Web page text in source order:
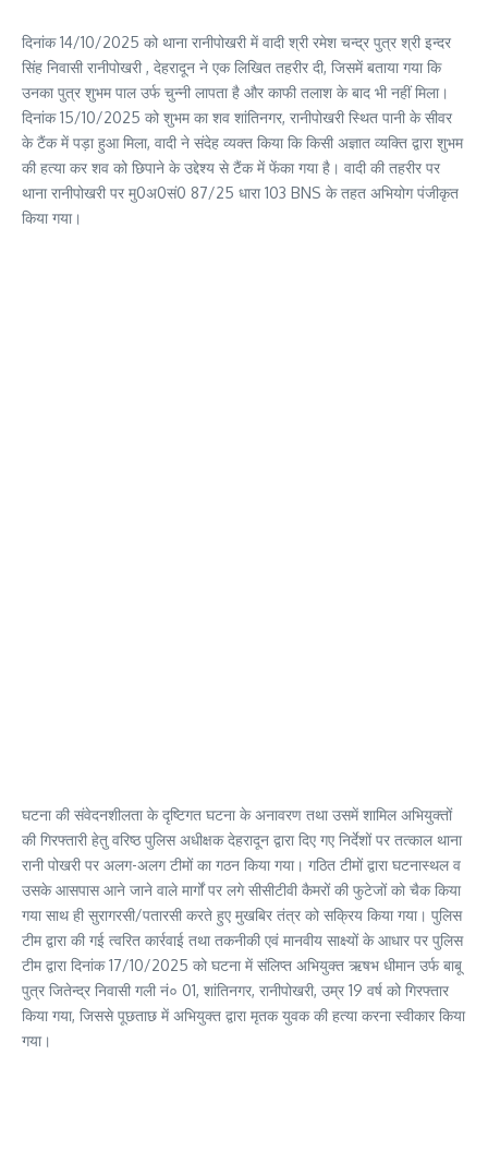
दिनांक 14/10/2025 को थाना रानीपोखरी में वादी श्री रमेश चन्द्र पुत्र श्री इन्दर
सिंह निवासी रानीपोखरी , देहरादून ने एक लिखित तहरीर दी, जिसमें बताया गया कि
उनका पुत्र शुभम पाल उर्फ चुन्नी लापता है और काफी तलाश के बाद भी नहीं मिला।
दिनांक 15/10/2025 को शुभम का शव शांतिनगर, रानीपोखरी स्थित पानी के सीवर
के टैंक में पड़ा हुआ मिला, वादी ने संदेह व्यक्त किया कि किसी अज्ञात व्यक्ति द्वारा शुभम
की हत्या कर शव को छिपाने के उद्देश्य से टैंक में फेंका गया है। वादी की तहरीर पर
थाना रानीपोखरी पर मु0अ0सं0 87/25 धारा 103 BNS के तहत अभियोग पंजीकृत
किया गया।
घटना की संवेदनशीलता के दृष्टिगत घटना के अनावरण तथा उसमें शामिल अभियुक्तों
की गिरफ्तारी हेतु वरिष्ठ पुलिस अधीक्षक देहरादून द्वारा दिए गए निर्देशों पर तत्काल थाना
रानी पोखरी पर अलग-अलग टीमों का गठन किया गया। गठित टीमों द्वारा घटनास्थल व
उसके आसपास आने जाने वाले मार्गों पर लगे सीसीटीवी कैमरों की फुटेजों को चैक किया
गया साथ ही सुरागरसी/पतारसी करते हुए मुखबिर तंत्र को सक्रिय किया गया। पुलिस
टीम द्वारा की गई त्वरित कार्रवाई तथा तकनीकी एवं मानवीय साक्ष्यों के आधार पर पुलिस
टीम द्वारा दिनांक 17/10/2025 को घटना में संलिप्त अभियुक्त ऋषभ धीमान उर्फ बाबू
पुत्र जितेन्द्र निवासी गली नं० 01, शांतिनगर, रानीपोखरी, उम्र 19 वर्ष को गिरफ्तार
किया गया, जिससे पूछताछ में अभियुक्त द्वारा मृतक युवक की हत्या करना स्वीकार किया
गया।